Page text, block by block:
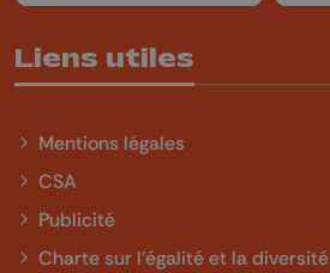
Liens utiles
Mentions légales
CSA
Publicité
Charte sur l'égalité et la diversité